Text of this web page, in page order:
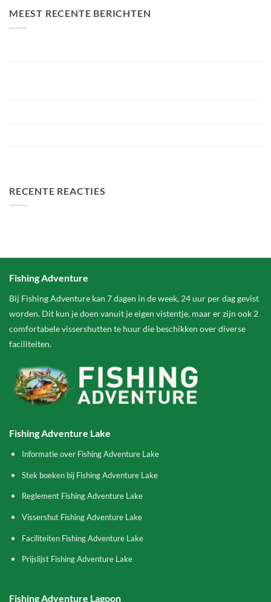
MEEST RECENTE BERICHTEN
RECENTE REACTIES
Fishing Adventure
Bij Fishing Adventure kan 7 dagen in de week, 24 uur per dag gevist
worden. Dit kun je doen vanuit je eigen vistentje, maar er zijn ook 2
comfortabele vissershutten te huur die beschikken over diverse
faciliteiten.
Fishing Adventure Lake
Informatie over Fishing Adventure Lake
Stek boeken bij Fishing Adventure Lake
Reglement Fishing Adventure Lake
Vissershut Fishing Adventure Lake
Faciliteiten Fishing Adventure Lake
Prijslijst Fishing Adventure Lake
Fishing Adventure Lagoon